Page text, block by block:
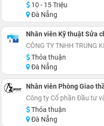
10 - 15 Triệu
Đà Nẵng
Nhân viên Kỹ thuật Sửa
CÔNG TY TNHH TRUNG
Thỏa thuận
Đà Nẵng
Nhân viên Phòng Giao
Công ty Cổ phần Đầu tư
Thỏa thuận
Đà Nẵng